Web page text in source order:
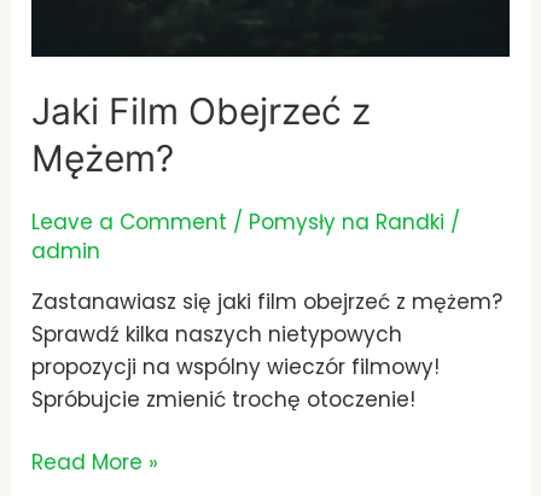
Jaki Film Obejrzeć z
Mężem?
Leave a Comment / Pomysły na Randki /
admin
Zastanawiasz się jaki film obejrzeć z mężem?
Sprawdź kilka naszych nietypowych
propozycji na wspólny wieczór filmowy!
Spróbujcie zmienić trochę otoczenie!
Read More »